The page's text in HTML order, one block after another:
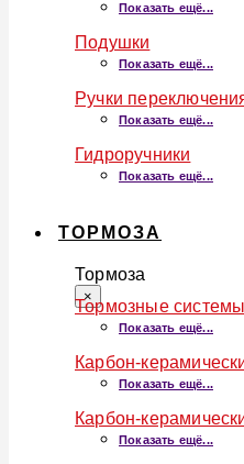
Показать ещё...
Подушки
Показать ещё...
Ручки
Показать ещё...
Гидроручники
Показать ещё...
ТОРМОЗА
Тормоза
×
Тормозные системы
Показать ещё...
Карбон-
Показать ещё...
Карбон-
Показать ещё...